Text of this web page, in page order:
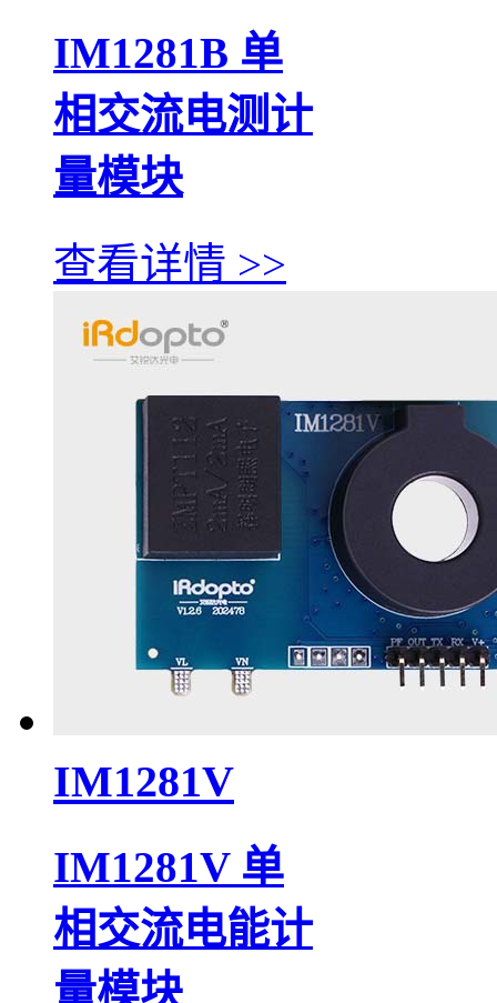
IM1281B 单
相交流电测计
量模块
查看详情 >>
IM1281V
IM1281V 单
相交流电能计
量模块